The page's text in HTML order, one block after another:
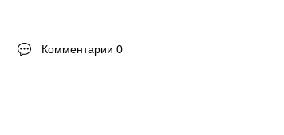
Комментарии 0